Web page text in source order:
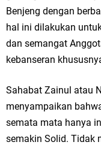
Tahun Baru Islam 1448 H
Selamat Tahun Baru
Menuju Indonesia Emas
Reses Anggota DPRD
Benjeng dengan
hal ini dilakukan
dan semangat
kebanseran
Sahabat Zainul atau
menyampaikan
semata mata hanya
semakin Solid. Tidak